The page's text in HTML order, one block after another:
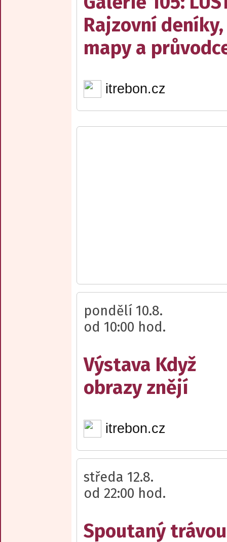
Rajzovní deníky,
mapy a
itrebon.cz
pondělí 10.8.
od 10:00 hod.
Výstava Když
obrazy znějí
itrebon.cz
středa 12.8.
od 22:00 hod.
Spoutaný